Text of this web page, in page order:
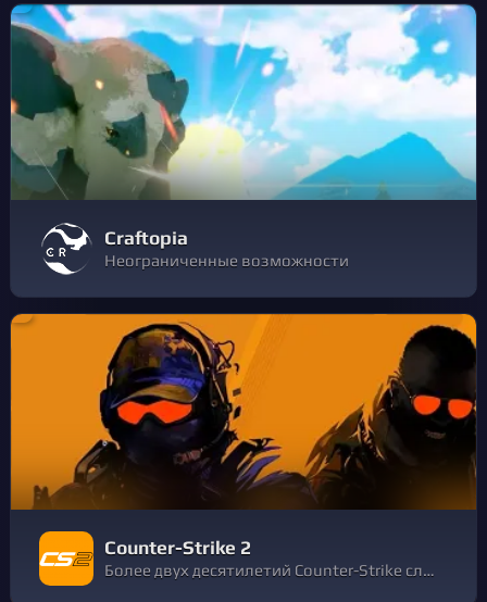
Craftopia
Неограниченные возможности
Counter-Strike 2
Более двух десятилетий Counter-Strike служит примером первоклассной соревновательной игры, путь развития которой определяют миллионы игроков со всего мира. Теперь пришло время нового этапа — Counter-Strike 2.